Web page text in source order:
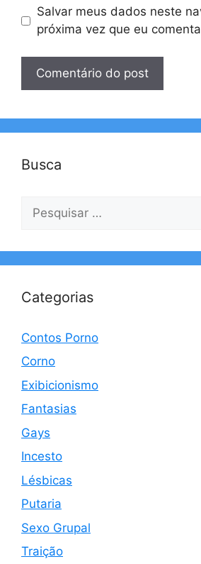
Salvar meus dados neste
próxima vez que eu
Busca
por:
Categorias
Contos Porno
Corno
Exibicionismo
Fantasias
Gays
Incesto
Lésbicas
Putaria
Sexo Grupal
Traição